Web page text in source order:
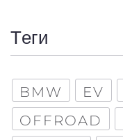
Теги
BMW EV
OFFROAD